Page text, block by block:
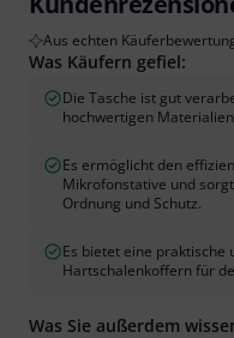
Aus echten
Was Käufern gefiel:
Die Tasche ist gut
hochwertigen
Es ermöglicht den
Mikrofonstative und
Ordnung und Schutz.
Es bietet eine praktische
Hartschalenkoffern für
Was Sie außerdem